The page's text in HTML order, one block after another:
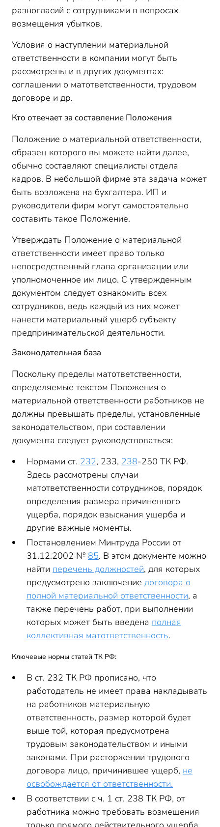
разногласий с сотрудниками в вопросах
возмещения убытков.
Условия о наступлении материальной
ответственности в компании могут быть
рассмотрены и в других документах:
соглашении о матответственности, трудовом
договоре и др.
Кто отвечает за составление Положения
Положение о материальной ответственности,
образец которого вы можете найти далее,
обычно составляют специалисты отдела
кадров. В небольшой фирме эта задача может
быть возложена на бухгалтера. ИП и
руководители фирм могут самостоятельно
составить такое Положение.
Утверждать Положение о материальной
ответственности имеет право только
непосредственный глава организации или
уполномоченное им лицо. С утвержденным
документом следует ознакомить всех
сотрудников, ведь каждый из них может
нанести материальный ущерб субъекту
предпринимательской деятельности.
Законодательная база
Поскольку пределы матответственности,
определяемые текстом Положения о
материальной ответственности работников не
должны превышать пределы, установленные
законодательством, при составлении
документа следует руководствоваться:
Нормами ст. 232, 233, 238-250 ТК РФ.
Здесь рассмотрены случаи
матответственности сотрудников, порядок
определения размера причиненного
ущерба, порядок взыскания ущерба и
другие важные моменты.
Постановлением Минтруда России от
31.12.2002 № 85. В этом документе можно
найти перечень должностей, для которых
предусмотрено заключение договора о
полной материальной ответственности, а
также перечень работ, при выполнении
которых может быть введена полная
коллективная матответственность.
Ключевые нормы статей ТК РФ:
В ст. 232 ТК РФ прописано, что
работодатель не имеет права накладывать
на работников материальную
ответственность, размер которой будет
выше той, которая предусмотрена
трудовым законодательством и иными
законами. При расторжении трудового
договора лицо, причинившее ущерб, не
освобождается от ответственности.
В соответствии с ч. 1 ст. 238 ТК РФ, от
работника можно требовать возмещения